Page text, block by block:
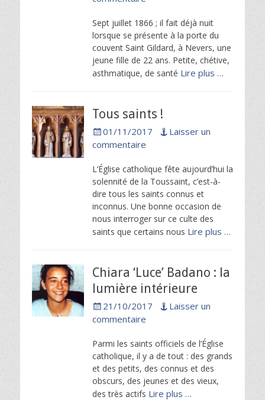
Sept juillet 1866 ; il fait déjà nuit
lorsque se présente à la porte du
couvent Saint Gildard, à Nevers, une
jeune fille de 22 ans. Petite, chétive,
asthmatique, de santé Lire plus …
Tous saints !
Posted
01/11/2017
Laisser un
commentaire
L’Église catholique fête aujourd’hui la
solennité de la Toussaint, c’est-à-
dire tous les saints connus et
inconnus. Une bonne occasion de
nous interroger sur ce culte des
saints que certains nous Lire plus …
Chiara ‘Luce’ Badano : la
lumière intérieure
Posted21/10/2017
Laisser un
commentaire
Parmi les saints officiels de l’Église
catholique, il y a de tout : des grands
et des petits, des connus et des
obscurs, des jeunes et des vieux,
des très actifs Lire plus …